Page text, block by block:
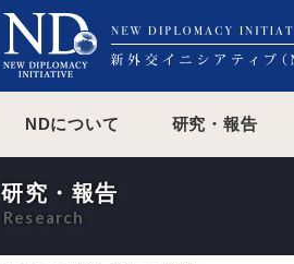
NDについて 研究・報告
研究・報告